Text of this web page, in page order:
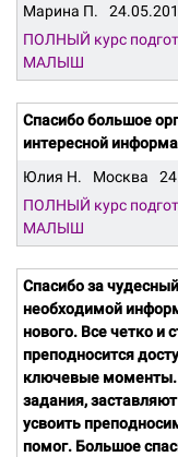
Марина П.
ПОЛНЫЙ курс
МАЛЫШ
Спасибо большое
интересной
Юлия Н.
Москва
ПОЛНЫЙ курс
МАЛЫШ
Спасибо за
необходимой
нового. Все четко и
преподносится
ключевые моменты.
задания,
усвоить
помог. Большое